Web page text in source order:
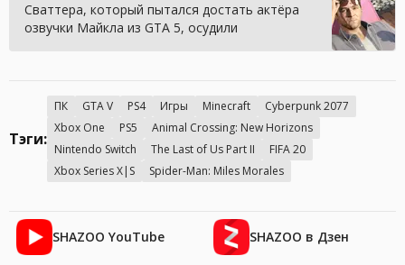
Сваттера, который пытался достать актёра
озвучки Майкла из GTA 5, осудили
Тэги:
ПК GTA V PS4 Игры Minecraft
Cyberpunk 2077
Xbox One
PS5
Animal Crossing: New Horizons
Nintendo Switch
The Last of Us Part II
FIFA 20
Xbox Series X|S
Spider-Man: Miles Morales
SHAZOO YouTube SHAZOO в Дзен